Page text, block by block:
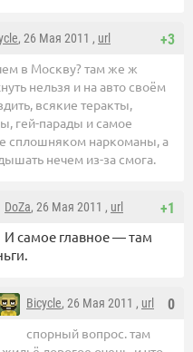
+3
, 26 Мая 2011 , url
в Москву? там же ж
нельзя и на авто своём
всякие теракты,
гей-парады и самое
сплошняком наркоманы, а
нечем из-за смога.
+1
DoZa, 26 Мая 2011 , url
И самое главное — там
0
Bicycle, 26 Мая 2011 , url
спорный вопрос. там